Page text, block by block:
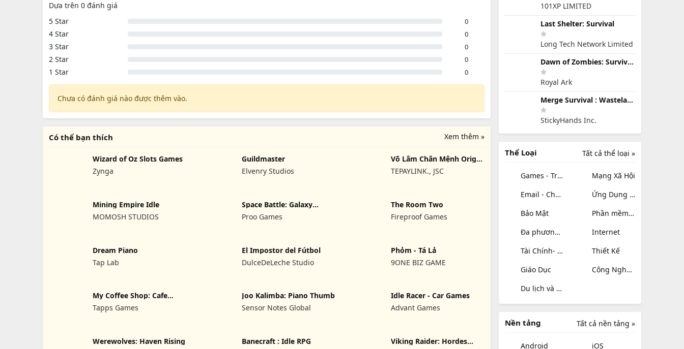
Dựa trên 0 đánh giá
5 Star
0
4 Star 0
3 Star 0
2 Star 0
1 Star 0
Chưa có đánh giá nào được thêm vào.
Xem thêm »
Có thể bạn thích
Wizard of Oz Slots Games
Zynga
Guildmaster
Elvenry Studios
Võ Lâm Chân Mệnh Origin
- TPL
TEPAYLINK., JSC
Mining Empire Idle
MOMOSH STUDIOS
Space Battle: Galaxy
Proo Games
The Room Two
Fireproof Games
Dream Piano
Tap Lab
El Impostor del Fútbol
DulceDeLeche Studio
Phỏm - Tá Lả
9ONE BIZ GAME
My Coffee Shop: Cafe
Shop Game
Tapps Games
Joo Kalimba: Piano Thumb
Sensor Notes Global
Idle Racer - Car Games
Advant Games
Werewolves: Haven Rising
Banecraft : Idle RPG
Viking Raider: Hordes
101XP LIMITED
Last Shelter: Survival
Long Tech Network Limited
Dawn of Zombies: Survival Game
Royal Ark
Merge Survival : Wasteland
StickyHands Inc.
Tất cả thể loại »
Thể Loại
Games - Trò chơi
Mạng Xã Hội
Email - Chat - Gọi Điện
Ứng Dụng Giải Trí
Bảo Mật
Phần mềm hệ thống
Đa phương tiện
Internet
Tài Chính- mua sắm
Thiết Kế
Giáo Dục
Công Nghệ Thông Tin
Du lịch và địa điểm
Tất cả nền tảng »
Nền tảng
Android
iOS